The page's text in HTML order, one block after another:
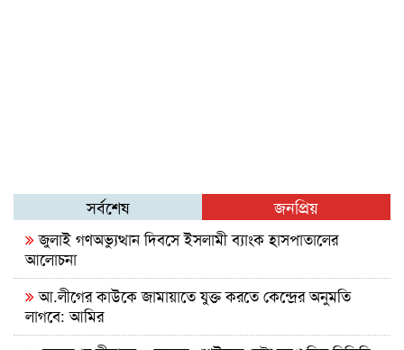
সর্বশেষ জনপ্রিয়
জুলাই গণঅভ্যুত্থান দিবসে ইসলামী ব্যাংক হাসপাতালের
আলোচনা
আ.লীগের কাউকে জামায়াতে যুক্ত করতে কেন্দ্রের অনুমতি
লাগবে: আমির